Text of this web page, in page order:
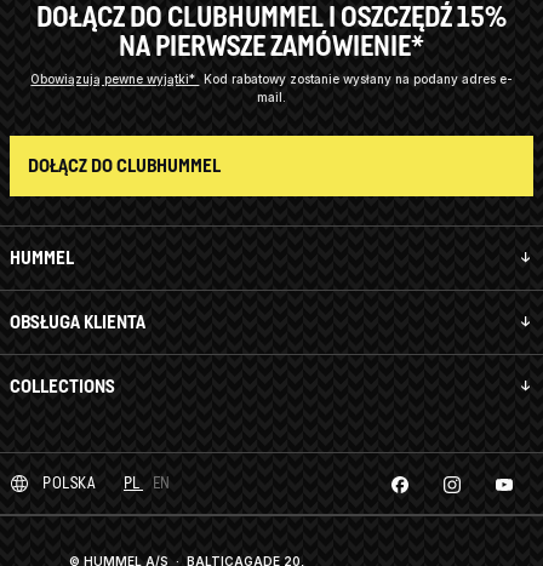
HUMMEL
OBSŁUGA KLIENTA
COLLECTIONS
DOŁĄCZ DO CLUBHUMMEL I OSZCZĘDŹ 15%
NA PIERWSZE ZAMÓWIENIE*
Obowiązują pewne wyjątki*
Kod rabatowy zostanie wysłany na podany adres e-
mail.
DOŁĄCZ DO CLUBHUMMEL
POLSKA PL EN
© HUMMEL A/S · BALTICAGADE 20,